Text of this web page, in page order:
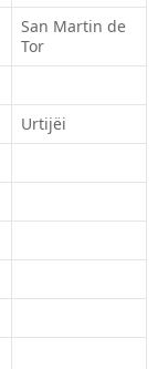
San Martin de
Tor
Urtijëi